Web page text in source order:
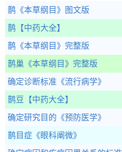
鹊 《本草纲目》图文版
鹊 【中药大全】
鹊 《本草纲目》完整版
鹊巢 《本草纲目》完整版
确定诊断标准 《流行病学》
鹊豆 【中药大全】
确定研究目的 《预防医学》
鹊目症 《眼科阐微》